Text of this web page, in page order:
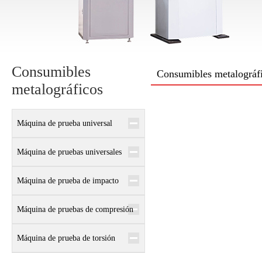
Consumibles
metalográficos
Máquina de prueba universal
electrónica
Máquina de pruebas universales
hidráulicas
Máquina de prueba de impacto
Máquina de pruebas de compresión
Máquina de prueba de torsión
Consumibles